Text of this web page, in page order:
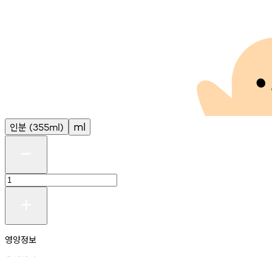
인분 (355ml) ml
영양정보